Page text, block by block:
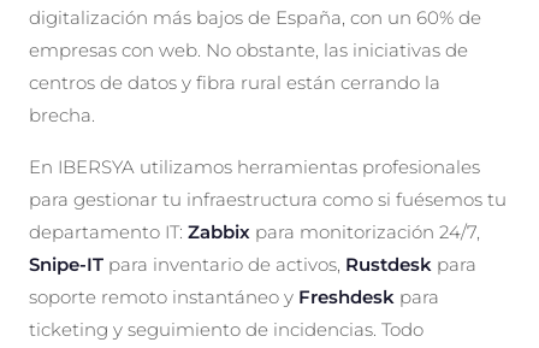
digitalización más bajos de España, con un 60% de
empresas con web. No obstante, las iniciativas de
centros de datos y fibra rural están cerrando la
brecha.
En IBERSYA utilizamos herramientas profesionales
para gestionar tu infraestructura como si fuésemos tu
departamento IT: Zabbix para monitorización 24/7,
Snipe-IT para inventario de activos, Rustdesk para
soporte remoto instantáneo y Freshdesk para
ticketing y seguimiento de incidencias. Todo